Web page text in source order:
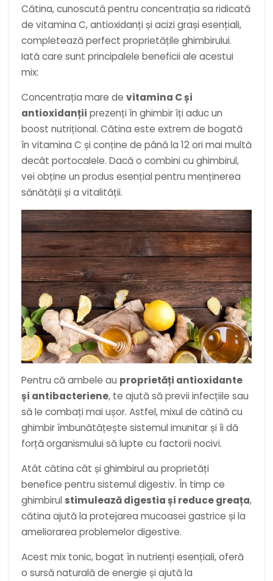
Cătina, cunoscută pentru concentrația sa ridicată
de vitamina C, antioxidanți și acizi grași esențiali,
completează perfect proprietățile ghimbirului.
Iată care sunt principalele beneficii ale acestui
mix:
Concentrația mare de vitamina C și
antioxidanții prezenți în ghimbir îți aduc un
boost nutrițional. Cătina este extrem de bogată
în vitamina C și conține de până la 12 ori mai multă
decât portocalele. Dacă o combini cu ghimbirul,
vei obține un produs esențial pentru menținerea
sănătății și a vitalității.
Pentru că ambele au proprietăți antioxidante
și antibacteriene, te ajută să previi infecțiile sau
să le combați mai ușor. Astfel, mixul de cătină cu
ghimbir îmbunătățește sistemul imunitar și îi dă
forță organismului să lupte cu factorii nocivi.
Atât cătina cât și ghimbirul au proprietăți
benefice pentru sistemul digestiv. În timp ce
ghimbirul stimulează digestia și reduce greața,
cătina ajută la protejarea mucoasei gastrice și la
ameliorarea problemelor digestive.
Acest mix tonic, bogat în nutrienți esențiali, oferă
o sursă naturală de energie și ajută la